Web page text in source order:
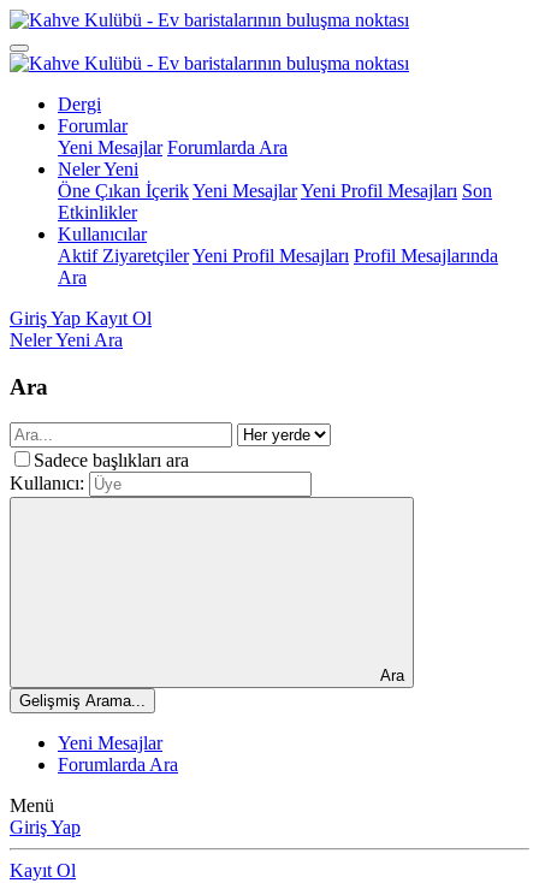
Dergi
Forumlar
Yeni Mesajlar Forumlarda Ara
Neler Yeni
Öne Çıkan İçerikYeni MesajlarYeni Profil Mesajları Son
Etkinlikler
Kullanıcılar
Aktif ZiyaretçilerYeni Profil Mesajları Profil Mesajlarında
Ara
Giriş Yap Kayıt Ol
Neler Yeni Ara
Ara
Sadece başlıkları ara
Kullanıcı:
Ara
Gelişmiş Arama...
Yeni Mesajlar
Forumlarda Ara
Menü
Giriş Yap
Kayıt Ol